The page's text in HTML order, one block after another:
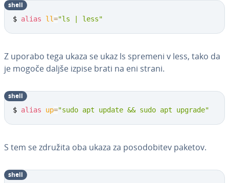
$ alias ll="ls | less"
shell
Z uporabo tega ukaza se ukaz ls spremeni v less, tako da
je mogoče daljše izpise brati na eni strani.
$ alias up="sudo apt update && sudo apt upgrade"
shell
S tem se združita oba ukaza za po­so­do­bi­tev paketov.
shell